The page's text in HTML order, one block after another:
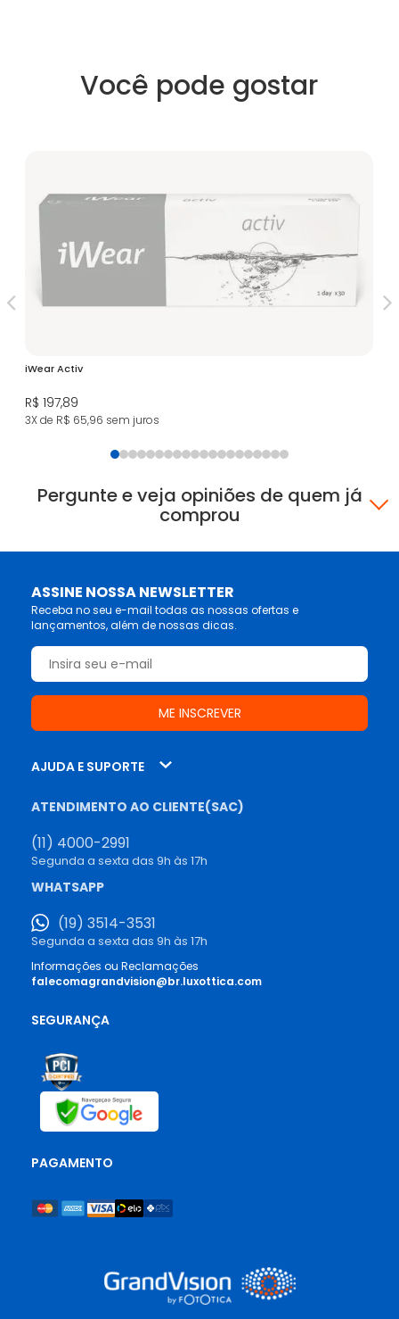
Você pode gostar
iWear Activ
R$ 197,89
3X de R$ 65,96 sem juros
Pergunte e veja opiniões de quem já
comprou
ASSINE NOSSA NEWSLETTER
Receba no seu e-mail todas as nossas ofertas e
lançamentos, além de nossas dicas.
AJUDA E SUPORTE
ATENDIMENTO AO CLIENTE(SAC)
(11) 4000-2991
Segunda a sexta das 9h às 17h
WHATSAPP
(19) 3514-3531
Segunda a sexta das 9h às 17h
Informações ou Reclamações
falecomagrandvision@br.luxottica.com
SEGURANÇA
PAGAMENTO